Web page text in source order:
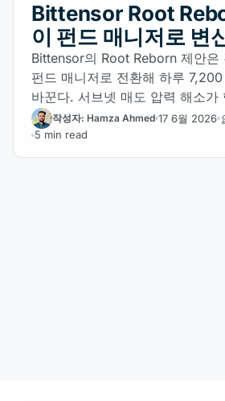
Bittensor Root
이 펀드 매니저로 변
Bittensor의 Root Reborn 제안은
펀드 매니저로 전환해 하루
바꾼다. 서브넷 매도 압력 해소가
작성자: Hamza Ahmed 17 6월 2026
5 min read